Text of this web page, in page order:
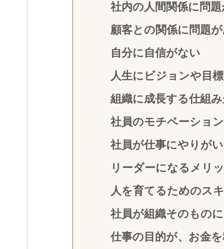
社内の人間関係に問
顧客との関係に問題
自分に自信がない
人生にビジョンや目
組織に成長する仕組
社員のモチベーショ
社員が仕事にやりが
リーダーになるメリ
人を育てるためのス
社員が組織そのもの
仕事の目的が、お金